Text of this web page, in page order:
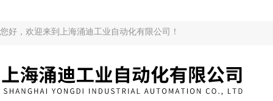
您好，欢迎来到上海涌迪工业自动化有限公司！